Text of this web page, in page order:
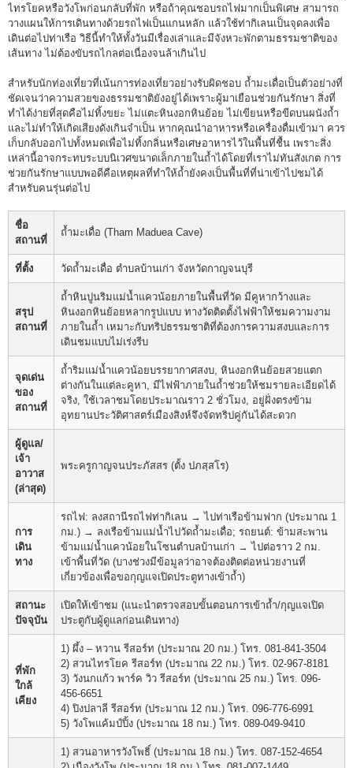
ไทรโยคหรือวังโพก่อนกลับที่พัก หรือถ้าคุณชอบรถไฟมากเป็นพิเศษ สามารถ
วางแผนให้การเดินทางด้วยรถไฟเป็นแกนหลัก แล้วใช้ท่ากิเลนเป็นจุดลงเพื่อ
เดินต่อไปท่าเรือ วิธีนี้ทำให้ทั้งวันมีเรื่องเล่าและมีจังหวะพักตามธรรมชาติของ
เส้นทาง ไม่ต้องขับรถไกลต่อเนื่องจนล้าเกินไป
สำหรับนักท่องเที่ยวที่เน้นการท่องเที่ยวอย่างรับผิดชอบ ถ้ำมะเดื่อเป็นตัวอย่างที่
ชัดเจนว่าความสวยของธรรมชาติยังอยู่ได้เพราะผู้มาเยือนช่วยกันรักษา สิ่งที่
ทำได้ง่ายที่สุดคือไม่ทิ้งขยะ ไม่แตะหินงอกหินย้อย ไม่เขียนหรือขีดบนผนังถ้ำ
และไม่ทำให้เกิดเสียงดังเกินจำเป็น หากคุณนำอาหารหรือเครื่องดื่มเข้ามา ควร
เก็บกลับออกไปทั้งหมดเพื่อไม่ทิ้งกลิ่นหรือเศษอาหารไว้ในพื้นที่ชื้น เพราะสิ่ง
เหล่านี้อาจกระทบระบบนิเวศขนาดเล็กภายในถ้ำได้โดยที่เราไม่ทันสังเกต การ
ช่วยกันรักษาแบบพอดีคือเหตุผลที่ทำให้ถ้ำยังคงเป็นพื้นที่ที่น่าเข้าไปชมได้
สำหรับคนรุ่นต่อไป
ชื่อ
สถานที่
ถ้ำมะเดื่อ (Tham Maduea Cave)
ที่ตั้ง วัดถ้ำมะเดื่อ ตำบลบ้านเก่า จังหวัดกาญจนบุรี
สรุป
สถานที่
ถ้ำหินปูนริมแม่น้ำแควน้อยภายในพื้นที่วัด มีคูหากว้างและ
หินงอกหินย้อยหลากรูปแบบ ทางวัดติดตั้งไฟฟ้าให้ชมความงาม
ภายในถ้ำ เหมาะกับทริปธรรมชาติที่ต้องการความสงบและการ
เดินชมแบบไม่เร่งรีบ
จุดเด่น
ของ
สถานที่
ถ้ำริมแม่น้ำแควน้อยบรรยากาศสงบ, หินงอกหินย้อยสวยแตก
ต่างกันในแต่ละคูหา, มีไฟฟ้าภายในถ้ำช่วยให้ชมรายละเอียดได้
จริง, ใช้เวลาชมโดยประมาณราว 2 ชั่วโมง, อยู่ฝั่งตรงข้าม
อุทยานประวัติศาสตร์เมืองสิงห์จึงจัดทริปคู่กันได้สะดวก
ผู้ดูแล/
เจ้า
อาวาส
(ล่าสุด)
พระครูกาญจนประภัสสร (ตั้ง ปภสฺสโร)
การ
เดิน
ทาง
รถไฟ: ลงสถานีรถไฟท่ากิเลน → ไปท่าเรือข้ามฟาก (ประมาณ 1
กม.) → ลงเรือข้ามแม่น้ำไปวัดถ้ำมะเดื่อ; รถยนต์: ข้ามสะพาน
ข้ามแม่น้ำแควน้อยในโซนตำบลบ้านเก่า → ไปต่อราว 2 กม.
เข้าพื้นที่วัด (บางช่วงมีข้อมูลว่าอาจต้องติดต่อหน่วยงานที่
เกี่ยวข้องเพื่อขอกุญแจเปิดประตูทางเข้าถ้ำ)
สถานะ
ปัจจุบัน
เปิดให้เข้าชม (แนะนำตรวจสอบขั้นตอนการเข้าถ้ำ/กุญแจเปิด
ประตูกับผู้ดูแลก่อนเดินทาง)
ที่พัก
ใกล้
เคียง
1) ผึ้ง – หวาน รีสอร์ท (ประมาณ 20 กม.) โทร. 081-841-3504
2) สวนไทรโยค รีสอร์ท (ประมาณ 22 กม.) โทร. 02-967-8181
3) วังนกแก้ว พาร์ค วิว รีสอร์ท (ประมาณ 25 กม.) โทร. 096-
456-6651
4) ปิงปลาลี รีสอร์ท (ประมาณ 12 กม.) โทร. 096-776-6991
5) วังโพแค้มป์ปิ้ง (ประมาณ 18 กม.) โทร. 089-049-9410
1) สวนอาหารวังโพธิ์ (ประมาณ 18 กม.) โทร. 087-152-4654